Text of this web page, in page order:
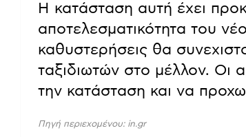
Η κατάσταση αυτή έχει
αποτελεσματικότητα του
καθυστερήσεις θα
ταξιδιωτών στο μέλλον. Οι
την κατάσταση και να
Πηγή περιεχομένου: in.gr